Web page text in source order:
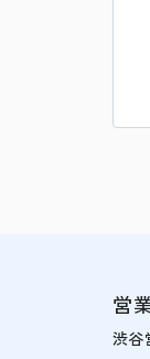
営
渋谷